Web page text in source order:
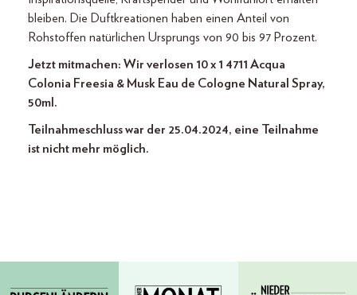
bleiben. Die Duftkreationen haben einen Anteil von
Rohstoffen natürlichen Ursprungs von 90 bis 97 Prozent.
Jetzt mitmachen: Wir verlosen 10 x 1 4711 Acqua
Colonia Freesia & Musk Eau de Cologne Natural Spray,
50ml.
Teilnahmeschluss war der 25.04.2024, eine Teilnahme
ist nicht mehr möglich.